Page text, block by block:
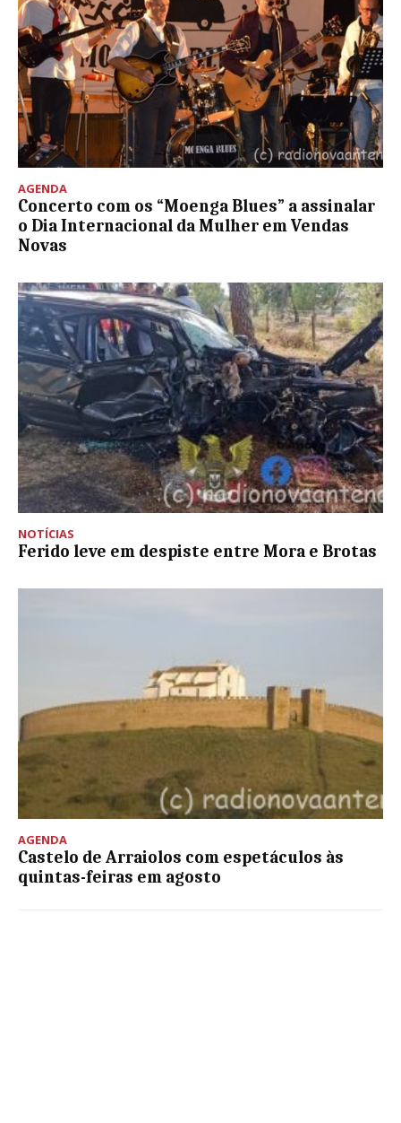
AGENDA
Concerto com os “Moenga Blues” a assinalar
o Dia Internacional da Mulher em Vendas
Novas
NOTÍCIAS
Ferido leve em despiste entre Mora e Brotas
AGENDA
Castelo de Arraiolos com espetáculos às
quintas-feiras em agosto